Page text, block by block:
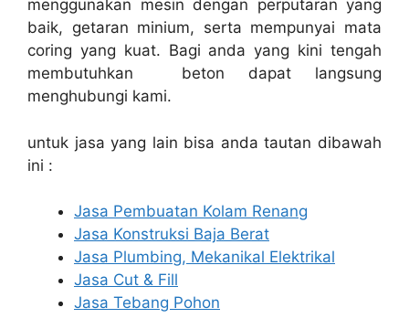
menggunakan mesin dengan perputaran yang
baik, getaran minium, serta mempunyai mata
coring yang kuat. Bagi anda yang kini tengah
membutuhkan beton dapat langsung
menghubungi kami.
untuk jasa yang lain bisa anda tautan dibawah
ini :
Jasa Pembuatan Kolam Renang
Jasa Konstruksi Baja Berat
Jasa Plumbing, Mekanikal Elektrikal
Jasa Cut & Fill
Jasa Tebang Pohon